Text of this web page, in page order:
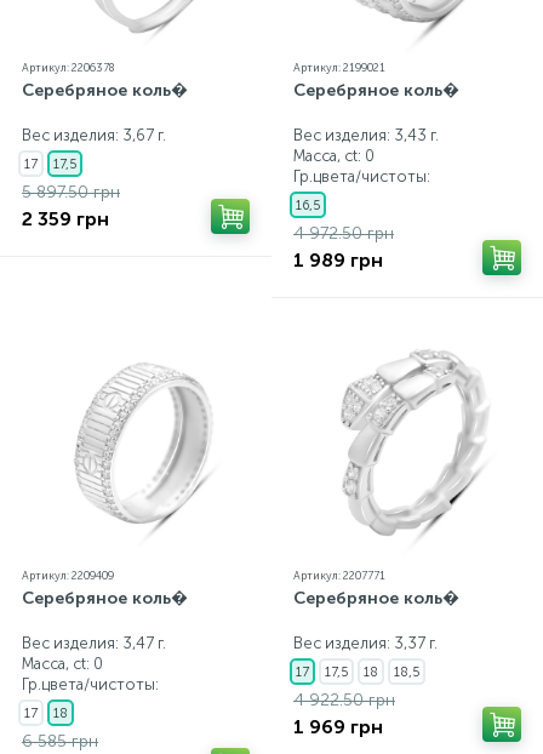
Артикул: 2206378
Серебряное коль�
Вес изделия: 3,67 г.
17 17,5
5 897.50 грн
2 359 грн
Артикул: 2199021
Серебряное коль�
Вес изделия: 3,43 г.
Масса, ct: 0
Гр.цвета/чистоты:
16,5
4 972.50 грн
1 989 грн
Артикул: 2209409
Серебряное коль�
Вес изделия: 3,47 г.
Масса, ct: 0
Гр.цвета/чистоты:
17 18
6 585 грн
Артикул: 2207771
Серебряное коль�
Вес изделия: 3,37 г.
17 17,5 18 18,5
4 922.50 грн
1 969 грн